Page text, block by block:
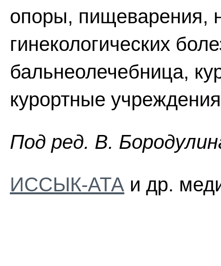
опоры, пищеварения,
гинекологических
бальнеолечебница,
курортные
Пoд peд. B.
ИССЫК-АТА и др.